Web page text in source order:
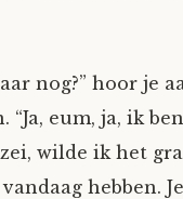
nog?” hoor je
eum, ja, ik
wilde ik het
hebben.